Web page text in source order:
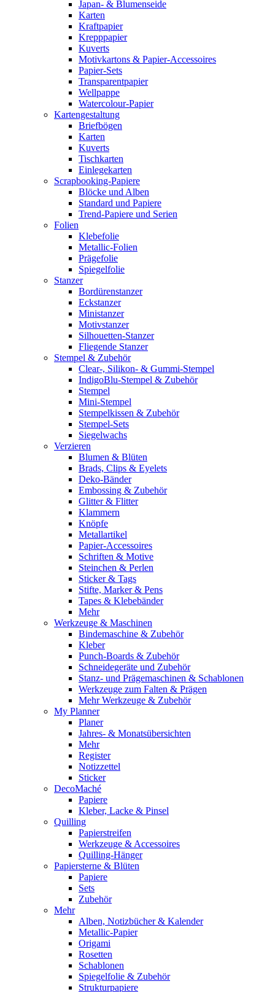
Japan- & Blumenseide
Karten
Kraftpapier
Krepppapier
Kuverts
Motivkartons & Papier-Accessoires
Papier-Sets
Transparentpapier
Wellpappe
Watercolour-Papier
Kartengestaltung
Briefbögen
Karten
Kuverts
Tischkarten
Einlegekarten
Scrapbooking-Papiere
Blöcke und Alben
Standard und Papiere
Trend-Papiere und Serien
Folien
Klebefolie
Metallic-Folien
Prägefolie
Spiegelfolie
Stanzer
Bordürenstanzer
Eckstanzer
Ministanzer
Motivstanzer
Silhouetten-Stanzer
Fliegende Stanzer
Stempel & Zubehör
Clear-, Silikon- & Gummi-Stempel
IndigoBlu-Stempel & Zubehör
Stempel
Mini-Stempel
Stempelkissen & Zubehör
Stempel-Sets
Siegelwachs
Verzieren
Blumen & Blüten
Brads, Clips & Eyelets
Deko-Bänder
Embossing & Zubehör
Glitter & Flitter
Klammern
Knöpfe
Metallartikel
Papier-Accessoires
Schriften & Motive
Steinchen & Perlen
Sticker & Tags
Stifte, Marker & Pens
Tapes & Klebebänder
Mehr
Werkzeuge & Maschinen
Bindemaschine & Zubehör
Kleber
Punch-Boards & Zubehör
Schneidegeräte und Zubehör
Stanz- und Prägemaschinen & Schablonen
Werkzeuge zum Falten & Prägen
Mehr Werkzeuge & Zubehör
My Planner
Planer
Jahres- & Monatsübersichten
Mehr
Register
Notizzettel
Sticker
DecoMaché
Papiere
Kleber, Lacke & Pinsel
Quilling
Papierstreifen
Werkzeuge & Accessoires
Quilling-Hänger
Papiersterne & Blüten
Papiere
Sets
Zubehör
Mehr
Alben, Notizbücher & Kalender
Metallic-Papier
Origami
Rosetten
Schablonen
Spiegelfolie & Zubehör
Strukturpapiere